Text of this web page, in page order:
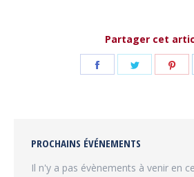
Partager cet
Partager Partager
PROCHAINS ÉVÉNEMENTS
Il n'y a pas évènements à venir en